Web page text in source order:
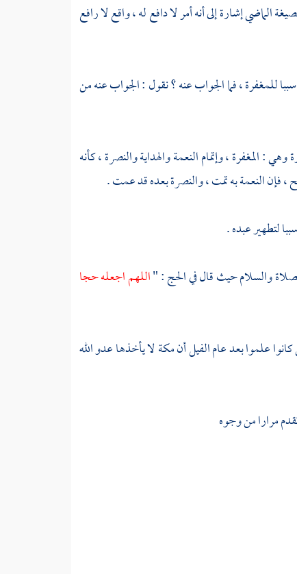
الماضي إشارة إلى أنه أمر لا دافع له ، واقع لا رافع
للمغفرة ، فما الجواب عنه ؟ نقول : الجواب عنه من
: المغفرة ، وإتمام النعمة والهداية والنصرة ، كأنه
، فإن النعمة به تمت ، والنصرة بعده قد عمت .
لتطهير عبده .
والسلام حيث قال في الحج : "اللهم اجعله حجا
علموا بعد عام الفيل أنمكةلا يأخذها عدو الله
مرارا من وجوه